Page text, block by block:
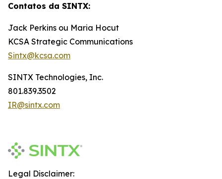
Contatos da SINTX:
Jack Perkins ou Maria Hocut
KCSA Strategic Communications
Sintx@kcsa.com
SINTX Technologies, Inc.
801.839.3502
IR@sintx.com
Legal Disclaimer: